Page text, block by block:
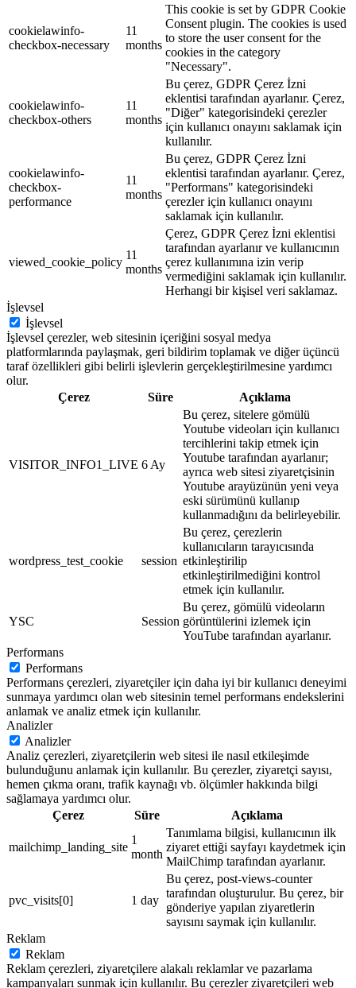
cookielawinfo-
checkbox-necessary
11
months
This cookie is set by GDPR Cookie
Consent plugin. The cookies is used
to store the user consent for the
cookies in the category
"Necessary".
cookielawinfo-
checkbox-others
11
months
Bu çerez, GDPR Çerez İzni
eklentisi tarafından ayarlanır. Çerez,
"Diğer" kategorisindeki çerezler
için kullanıcı onayını saklamak için
kullanılır.
cookielawinfo-
checkbox-
performance
11
months
Bu çerez, GDPR Çerez İzni
eklentisi tarafından ayarlanır. Çerez,
"Performans" kategorisindeki
çerezler için kullanıcı onayını
saklamak için kullanılır.
viewed_cookie_policy
11
months
Çerez, GDPR Çerez İzni eklentisi
tarafından ayarlanır ve kullanıcının
çerez kullanımına izin verip
vermediğini saklamak için kullanılır.
Herhangi bir kişisel veri saklamaz.
İşlevsel
İşlevsel
İşlevsel çerezler, web sitesinin içeriğini sosyal medya
platformlarında paylaşmak, geri bildirim toplamak ve diğer üçüncü
taraf özellikleri gibi belirli işlevlerin gerçekleştirilmesine yardımcı
olur.
Çerez
Süre Açıklama
VISITOR_INFO1_LIVE 6 Ay
Bu çerez, sitelere gömülü
Youtube videoları için kullanıcı
tercihlerini takip etmek için
Youtube tarafından ayarlanır;
ayrıca web sitesi ziyaretçisinin
Youtube arayüzünün yeni veya
eski sürümünü kullanıp
kullanmadığını da belirleyebilir.
wordpress_test_cookie session
Bu çerez, çerezlerin
kullanıcıların tarayıcısında
etkinleştirilip
etkinleştirilmediğini kontrol
etmek için kullanılır.
YSC Session
Bu çerez, gömülü videoların
görüntülerini izlemek için
YouTube tarafından ayarlanır.
Performans
Performans
Performans çerezleri, ziyaretçiler için daha iyi bir kullanıcı deneyimi
sunmaya yardımcı olan web sitesinin temel performans endekslerini
anlamak ve analiz etmek için kullanılır.
Analizler
Analizler
Analiz çerezleri, ziyaretçilerin web sitesi ile nasıl etkileşimde
bulunduğunu anlamak için kullanılır. Bu çerezler, ziyaretçi sayısı,
hemen çıkma oranı, trafik kaynağı vb. ölçümler hakkında bilgi
sağlamaya yardımcı olur.
Çerez
Süre Açıklama
mailchimp_landing_site
1
month
Tanımlama bilgisi, kullanıcının ilk
ziyaret ettiği sayfayı kaydetmek için
MailChimp tarafından ayarlanır.
pvc_visits[0] 1 day
Bu çerez, post-views-counter
tarafından oluşturulur. Bu çerez, bir
gönderiye yapılan ziyaretlerin
sayısını saymak için kullanılır.
Reklam
Reklam
Reklam çerezleri, ziyaretçilere alakalı reklamlar ve pazarlama
kampanyaları sunmak için kullanılır. Bu çerezler ziyaretçileri web